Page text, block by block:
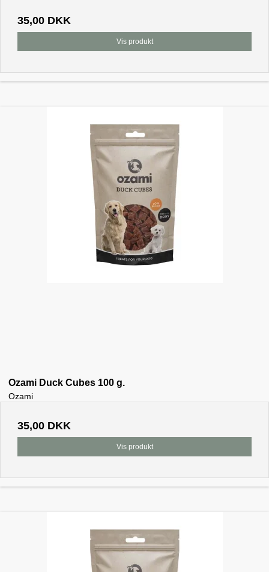
35,00 DKK
Vis produkt
Ozami Duck Cubes 100 g.
Ozami
35,00 DKK
Vis produkt